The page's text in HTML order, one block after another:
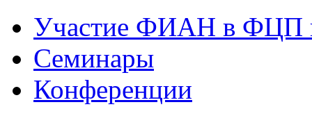
Участие ФИАН в ФЦП
Семинары
Конференции